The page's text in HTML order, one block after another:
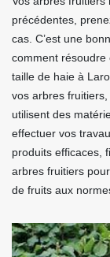
précédentes,
cas. C’est une
comment résoudre
taille de haie à
vos arbres
utilisent des
effectuer vos
produits efficaces,
arbres fruitiers
de fruits aux